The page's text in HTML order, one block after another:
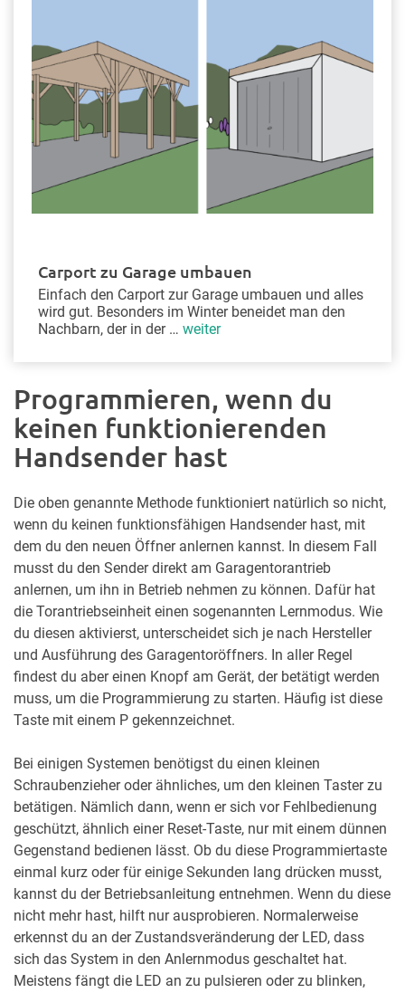
Carport zu Garage umbauen
Einfach den Carport zur Garage umbauen und alles
wird gut. Besonders im Winter beneidet man den
Nachbarn, der in der … weiter
Programmieren, wenn du
keinen funktionierenden
Handsender hast
Die oben genannte Methode funktioniert natürlich so nicht,
wenn du keinen funktionsfähigen Handsender hast, mit
dem du den neuen Öffner anlernen kannst. In diesem Fall
musst du den Sender direkt am Garagentorantrieb
anlernen, um ihn in Betrieb nehmen zu können. Dafür hat
die Torantriebseinheit einen sogenannten Lernmodus. Wie
du diesen aktivierst, unterscheidet sich je nach Hersteller
und Ausführung des Garagentoröffners. In aller Regel
findest du aber einen Knopf am Gerät, der betätigt werden
muss, um die Programmierung zu starten. Häufig ist diese
Taste mit einem P gekennzeichnet.
Bei einigen Systemen benötigst du einen kleinen
Schraubenzieher oder ähnliches, um den kleinen Taster zu
betätigen. Nämlich dann, wenn er sich vor Fehlbedienung
geschützt, ähnlich einer Reset-Taste, nur mit einem dünnen
Gegenstand bedienen lässt. Ob du diese Programmiertaste
einmal kurz oder für einige Sekunden lang drücken musst,
kannst du der Betriebsanleitung entnehmen. Wenn du diese
nicht mehr hast, hilft nur ausprobieren. Normalerweise
erkennst du an der Zustandsveränderung der LED, dass
sich das System in den Anlernmodus geschaltet hat.
Meistens fängt die LED an zu pulsieren oder zu blinken,